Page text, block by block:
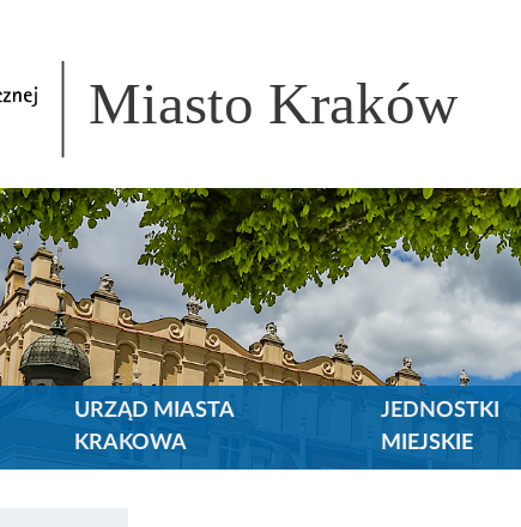
Miasto Kraków
URZĄD MIASTA
KRAKOWA
JEDNOSTKI
MIEJSKIE